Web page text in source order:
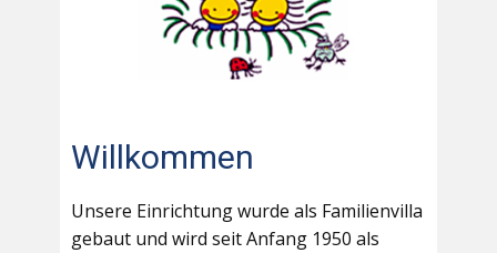
Willkommen
Unsere Einrichtung wurde als Familienvilla
gebaut und wird seit Anfang 1950 als